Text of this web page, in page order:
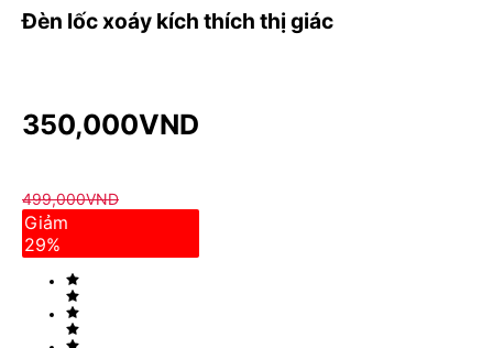
Đèn lốc xoáy kích thích thị giác
350,000VND
499,000VND
Giảm
29%